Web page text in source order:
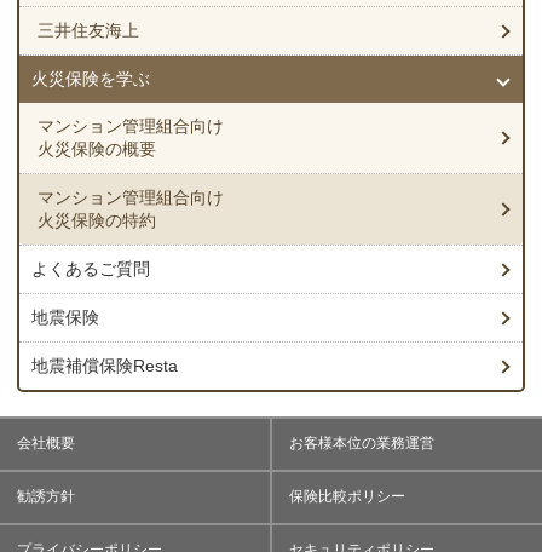
三井住友海上
火災保険を学ぶ
マンション管理組合向け
火災保険の概要
マンション管理組合向け
火災保険の特約
よくあるご質問
地震保険
地震補償保険Resta
会社概要 お客様本位の業務運営
勧誘方針 保険比較ポリシー